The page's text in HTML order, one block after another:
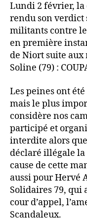
Lundi 2 février, la
rendu son verdict
militants contre
en première
de Niort suite
Soline (79) :
Les peines ont
mais le plus
considère nos
participé et
interdite alors
déclaré illégale
cause de cette
aussi pour Hervé
Solidaires 79, qui
cour d’appel,
Scandaleux.